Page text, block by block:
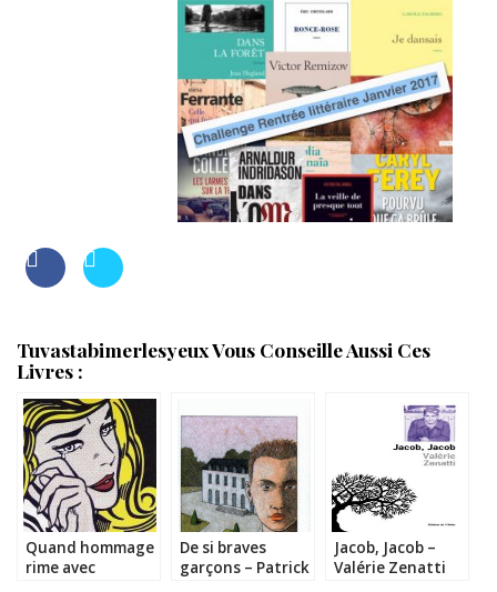
Tuvastabimerlesyeux Vous Conseille Aussi Ces
Livres :
Quand hommage
rime avec
De si braves
garçons – Patrick
Jacob, Jacob –
Valérie Zenatti